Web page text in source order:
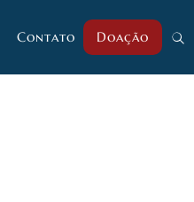
Contato Doação